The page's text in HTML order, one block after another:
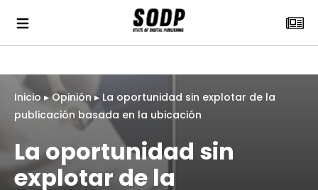
Inicio▸Opinión▸ La oportunidad sin explotar de la
publicación basada en la ubicación
La oportunidad sin
explotar de la